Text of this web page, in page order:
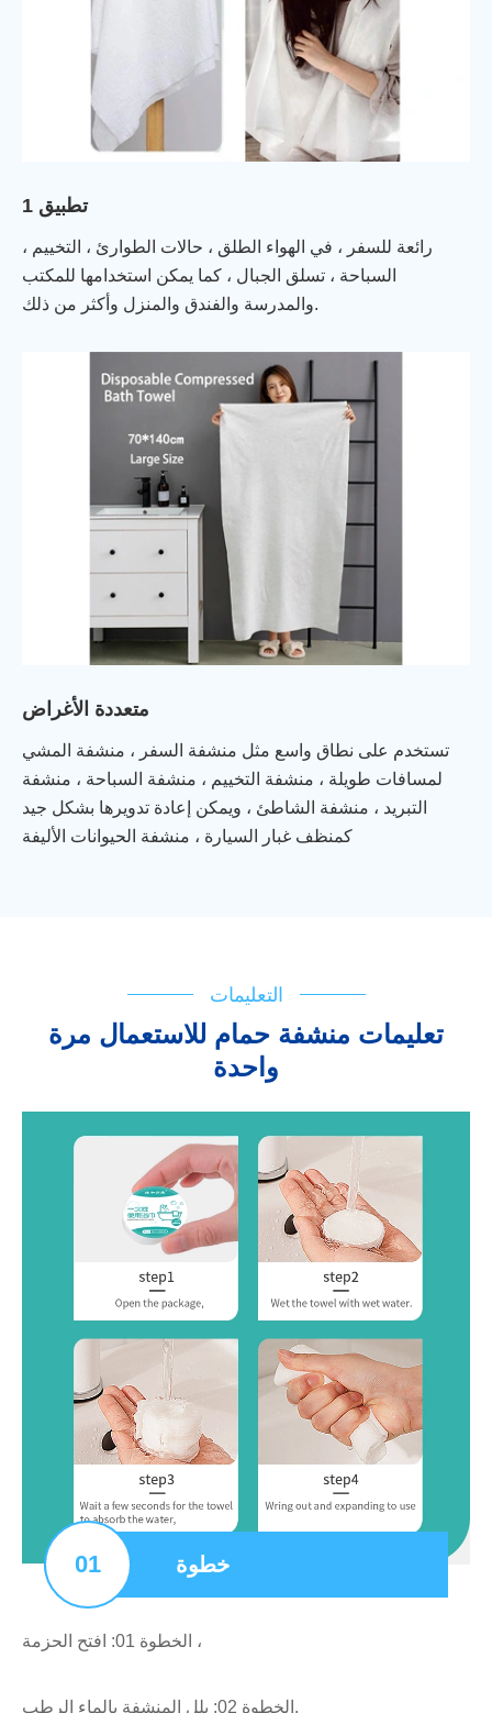
تطبيق 1
رائعة للسفر ، في الهواء الطلق ، حالات الطوارئ ، التخييم ،
السباحة ، تسلق الجبال ، كما يمكن استخدامها للمكتب
والمدرسة والفندق والمنزل وأكثر من ذلك.
متعددة الأغراض
تستخدم على نطاق واسع مثل منشفة السفر ، منشفة المشي
لمسافات طويلة ، منشفة التخييم ، منشفة السباحة ، منشفة
التبريد ، منشفة الشاطئ ، ويمكن إعادة تدويرها بشكل جيد
كمنظف غبار السيارة ، منشفة الحيوانات الأليفة
التعليمات
تعليمات منشفة حمام للاستعمال مرة
واحدة
01 خطوة
الخطوة 01: افتح الحزمة ،
الخطوة 02: بلل المنشفة بالماء الرطب.